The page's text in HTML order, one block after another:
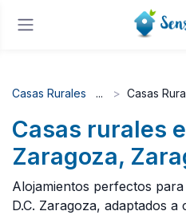
Casas Rurales Casas
Casas rurales
Zaragoza,
Alojamientos perfectos
D.C. Zaragoza, adaptados